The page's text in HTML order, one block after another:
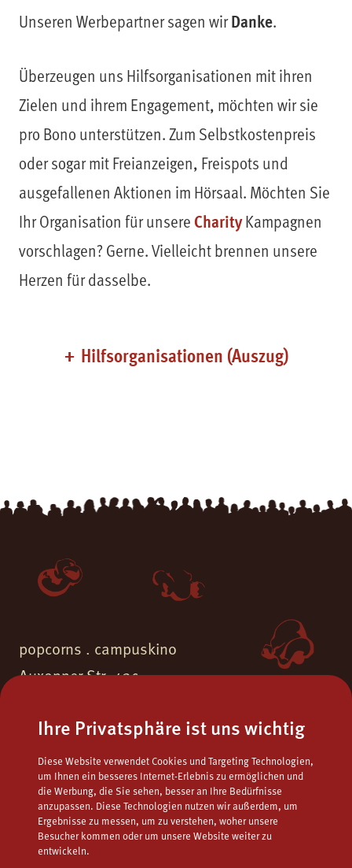
Ihre Privatsphäre ist uns wichtig
Diese Website verwendet Cookies und Targeting Technologien,
um Ihnen ein besseres Internet-Erlebnis zu ermöglichen und
die Werbung, die Sie sehen, besser an Ihre Bedürfnisse
anzupassen. Diese Technologien nutzen wir außerdem, um
Ergebnisse zu messen, um zu verstehen, woher unsere
Besucher kommen oder um unsere Website weiter zu
entwickeln.
Unseren Werbepartner sagen wirDanke.
Überzeugen uns Hilfsorganisationen mit ihren
Zielen und ihrem Engagement, möchten wir sie
pro Bono unterstützen. Zum Selbstkostenpreis
oder sogar mit Freianzeigen, Freispots und
ausgefallenen Aktionen im Hörsaal. Möchten Sie
Ihr Organisation für unsereCharityKampagnen
vorschlagen? Gerne. Vielleicht brennen unsere
Herzen für dasselbe.
Hilfsorganisationen (Auszug)
popcorns . campuskino
Auxonner Str. 43c
Fon. 06132 - 9771723
Fax.06132 - 9795122
Mailpopcorns@campuskino.de